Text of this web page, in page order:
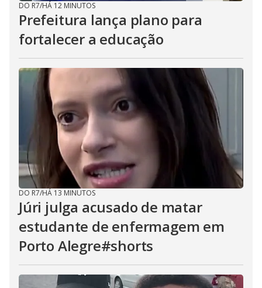
DO R7/HÁ 12 MINUTOS
Prefeitura lança plano para
fortalecer a educação
DO R7/HÁ 13 MINUTOS
Júri julga acusado de matar
estudante de enfermagem em
Porto Alegre#shorts